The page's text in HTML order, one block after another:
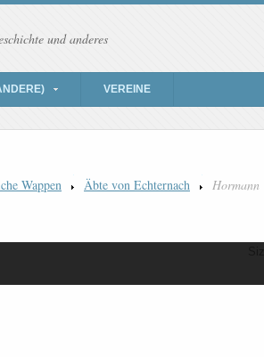
und anderes
VEREINE
Wappen Äbte von Echternach Hormann